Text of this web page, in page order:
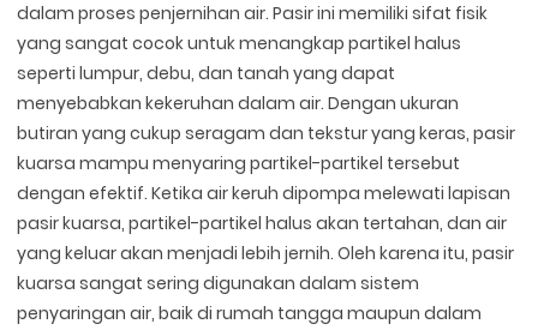
dalam proses penjernihan air. Pasir ini memiliki sifat fisik
yang sangat cocok untuk menangkap partikel halus
seperti lumpur, debu, dan tanah yang dapat
menyebabkan kekeruhan dalam air. Dengan ukuran
butiran yang cukup seragam dan tekstur yang keras, pasir
kuarsa mampu menyaring partikel-partikel tersebut
dengan efektif. Ketika air keruh dipompa melewati lapisan
pasir kuarsa, partikel-partikel halus akan tertahan, dan air
yang keluar akan menjadi lebih jernih. Oleh karena itu, pasir
kuarsa sangat sering digunakan dalam sistem
penyaringan air, baik di rumah tangga maupun dalam